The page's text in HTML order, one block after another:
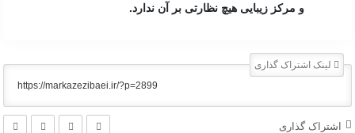
و مرکز زیبایی هیچ نظارتی بر آن ندارد.
لینک اشتراک گذاری
اشتراک گذاری